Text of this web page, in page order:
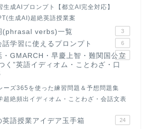
生成AIプロンプト【都立AI完全対応】
生成AI)超絶英語授業案
(phrasal verbs)一覧 3
学習に使えるプロンプト 6
・GMARCH・早慶上智・難関国公立
く”英語イディオム・ことわざ・口
22
ーズ365を使った練習問題＆予想問題集
超絶頻出イディオム・ことわざ・会話文表
英語授業アイデア玉手箱 24